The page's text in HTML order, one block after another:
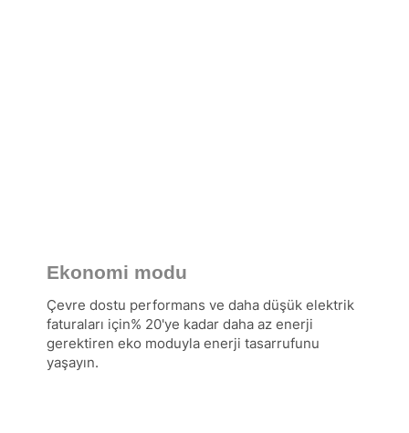
Ekonomi modu
Çevre dostu performans ve daha düşük elektrik
faturaları için% 20'ye kadar daha az enerji
gerektiren eko moduyla enerji tasarrufunu
yaşayın.